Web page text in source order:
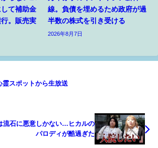
て補助金
。販売実
線。負債を埋めるため政府が過
半数の株式を引き受ける
2026年8月7日
霊スポットから生放送
流石に悪意しかない…ヒカルの
パロディが酷過ぎた